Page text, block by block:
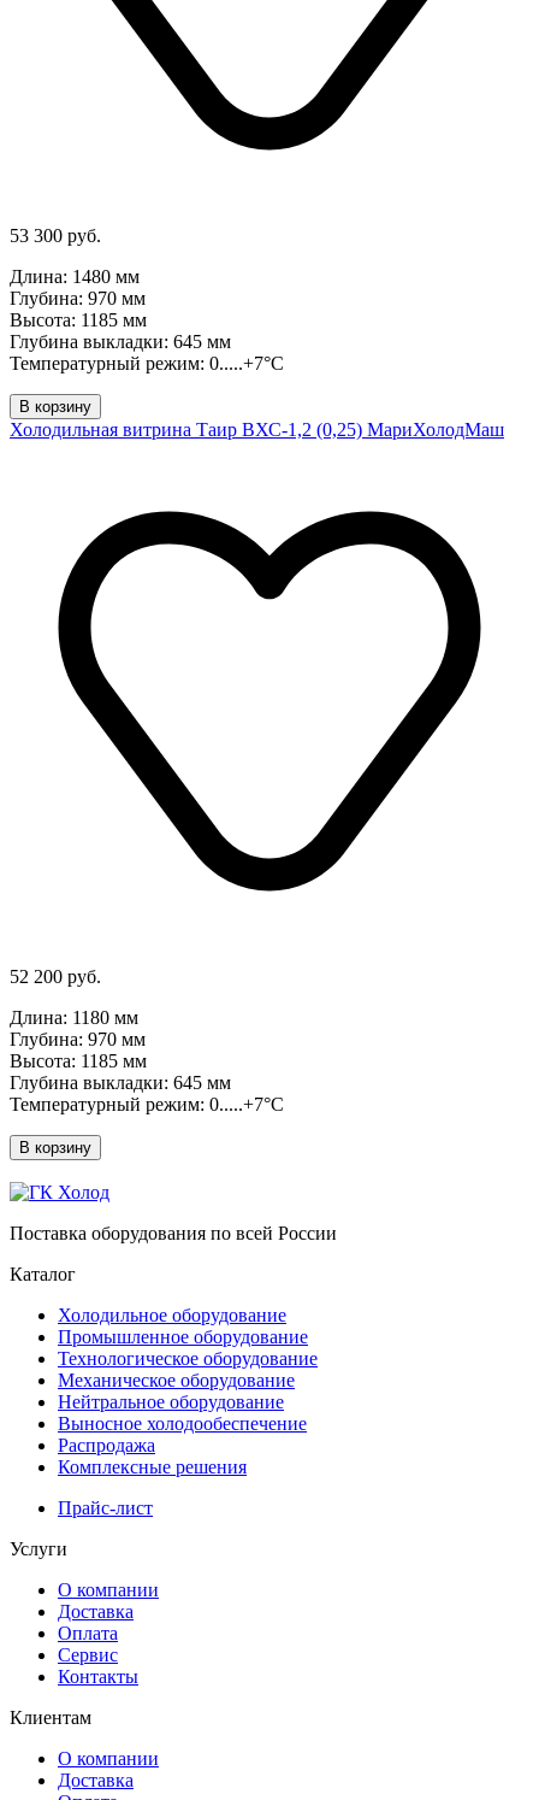
53 300 руб.
Длина: 1480 мм
Глубина: 970 мм
Высота: 1185 мм
Глубина выкладки: 645 мм
Температурный режим: 0.....+7°C
В корзину
Холодильная витрина Таир ВХС-1,2 (0,25) МариХолодМаш
52 200 руб.
Длина: 1180 мм
Глубина: 970 мм
Высота: 1185 мм
Глубина выкладки: 645 мм
Температурный режим: 0.....+7°C
В корзину
Поставка оборудования по всей России
Каталог
Холодильное оборудование
Промышленное оборудование
Технологическое оборудование
Механическое оборудование
Нейтральное оборудование
Выносное холодообеспечение
Распродажа
Комплексные решения
Прайс-лист
Услуги
О компании
Доставка
Оплата
Сервис
Контакты
Клиентам
О компании
Доставка